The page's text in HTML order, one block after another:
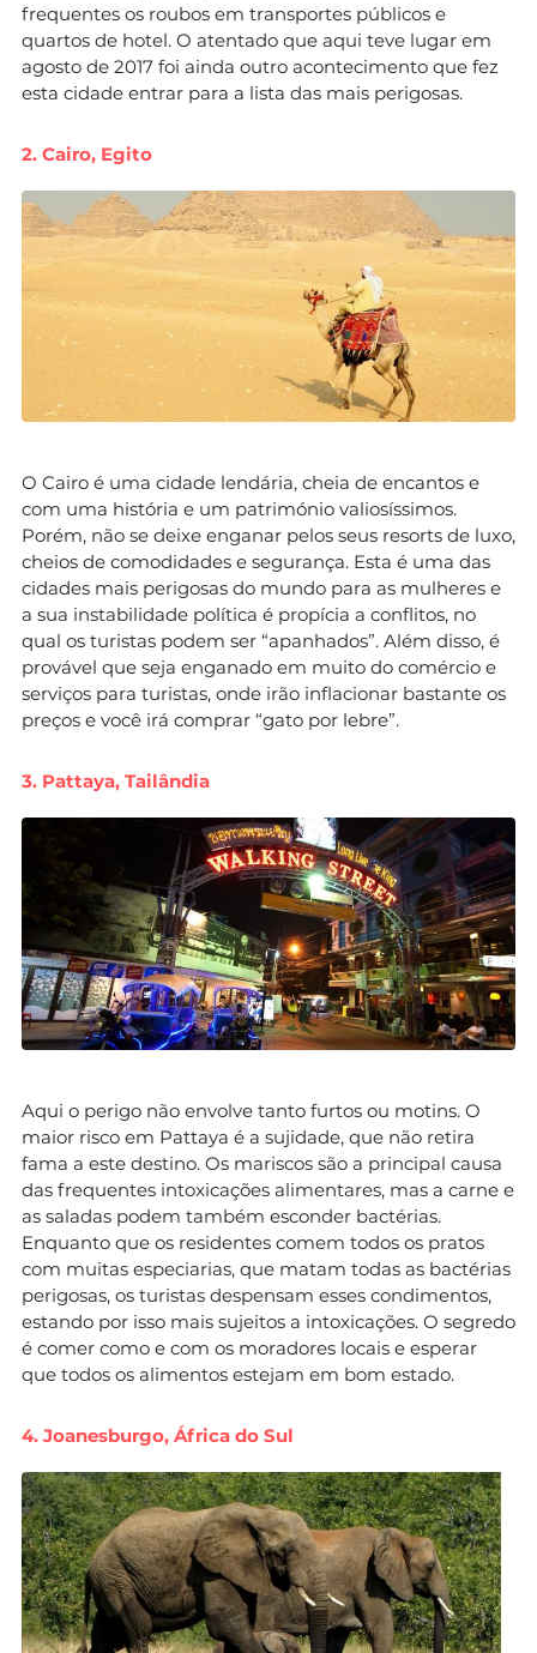
frequentes os roubos em transportes públicos e
quartos de hotel. O atentado que aqui teve lugar em
agosto de 2017 foi ainda outro acontecimento que fez
esta cidade entrar para a lista das mais perigosas.
2. Cairo, Egito
O Cairo é uma cidade lendária, cheia de encantos e
com uma história e um património valiosíssimos.
Porém, não se deixe enganar pelos seus resorts de luxo,
cheios de comodidades e segurança. Esta é uma das
cidades mais perigosas do mundo para as mulheres e
a sua instabilidade política é propícia a conflitos, no
qual os turistas podem ser “apanhados”. Além disso, é
provável que seja enganado em muito do comércio e
serviços para turistas, onde irão inflacionar bastante os
preços e você irá comprar “gato por lebre”.
3. Pattaya, Tailândia
Aqui o perigo não envolve tanto furtos ou motins. O
maior risco em Pattaya é a sujidade, que não retira
fama a este destino. Os mariscos são a principal causa
das frequentes intoxicações alimentares, mas a carne e
as saladas podem também esconder bactérias.
Enquanto que os residentes comem todos os pratos
com muitas especiarias, que matam todas as bactérias
perigosas, os turistas despensam esses condimentos,
estando por isso mais sujeitos a intoxicações. O segredo
é comer como e com os moradores locais e esperar
que todos os alimentos estejam em bom estado.
4. Joanesburgo, África do Sul